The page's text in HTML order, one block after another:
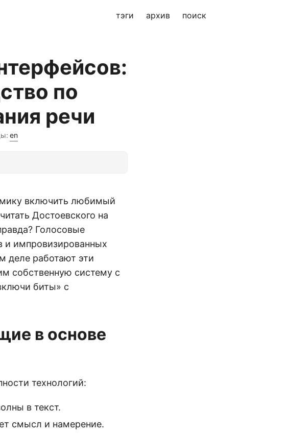
тэги архив поиск
по
речи
en
включить любимый
Достоевского на
Голосовые
и импровизированных
деле работают эти
собственную систему с
биты» с
в основе
технологий:
в текст.
смысл и намерение.